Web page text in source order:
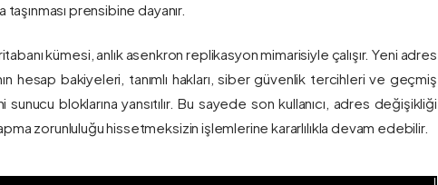
prensibine dayanır.
kümesi, anlık asenkron replikasyon mimarisiyle çalışır. Yeni adres
hesap bakiyeleri, tanımlı hakları, siber güvenlik tercihleri ve geçmiş
bloklarına yansıtılır. Bu sayede son kullanıcı, adres değişikliği
zorunluluğu hissetmeksizin işlemlerine kararlılıkla devam edebilir.